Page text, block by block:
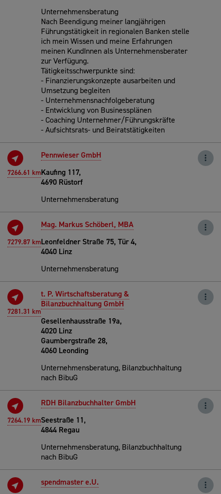
Unternehmensberatung
Nach Beendigung meiner langjährigen
Führungstätigkeit in regionalen Banken stelle
ich mein Wissen und meine Erfahrungen
meinen KundInnen als Unternehmensberater
zur Verfügung.
Tätigkeitsschwerpunkte sind:
- Finanzierungskonzepte ausarbeiten und
Umsetzung begleiten
- Unternehmensnachfolgeberatung
- Entwicklung von Businessplänen
- Coaching Unternehmer/Führungskräfte
- Aufsichtsrats- und Beiratstätigkeiten
7266.61 km
Pennwieser GmbH
Kaufing 117,
4690 Rüstorf
Unternehmensberatung
7279.87 km
Mag. Markus Schöberl, MBA
Leonfeldner Straße 75, Tür 4,
4040 Linz
Unternehmensberatung
7281.31 km
t. P. Wirtschaftsberatung &
Bilanzbuchhaltung GmbH
Gesellenhausstraße 19a,
4020 Linz
Gaumbergstraße 28,
4060 Leonding
Unternehmensberatung, Bilanzbuchhaltung
nach BibuG
7264.19 km
RDH Bilanzbuchhalter GmbH
Seestraße 11,
4844 Regau
Unternehmensberatung, Bilanzbuchhaltung
nach BibuG
spendmaster e.U.